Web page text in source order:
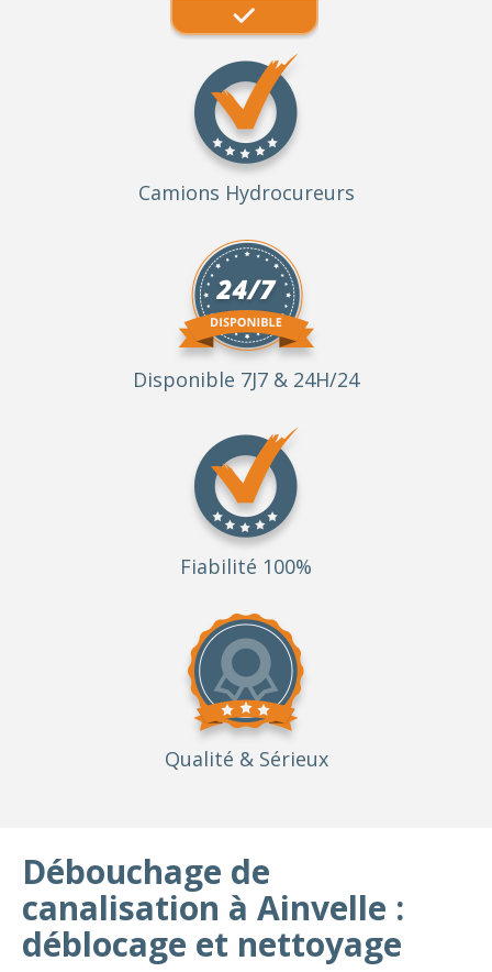
Camions Hydrocureurs
Disponible 7J7 & 24H/24
Fiabilité 100%
Qualité & Sérieux
Débouchage de
canalisation à Ainvelle :
déblocage et nettoyage